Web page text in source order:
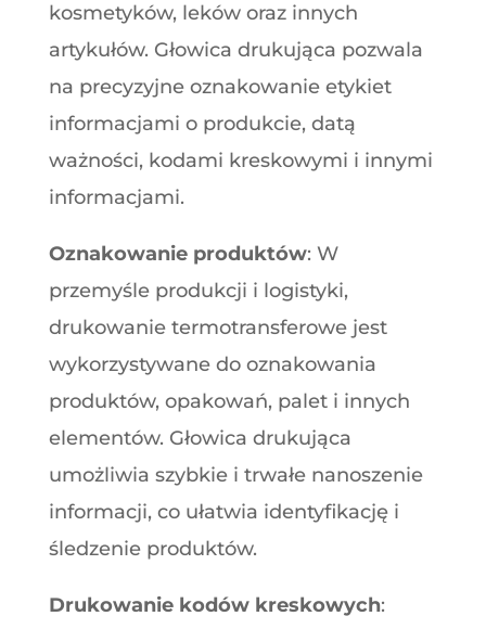
kosmetyków, leków oraz innych
artykułów. Głowica drukująca pozwala
na precyzyjne oznakowanie etykiet
informacjami o produkcie, datą
ważności, kodami kreskowymi i innymi
informacjami.
Oznakowanie produktów: W
przemyśle produkcji i logistyki,
drukowanie termotransferowe jest
wykorzystywane do oznakowania
produktów, opakowań, palet i innych
elementów. Głowica drukująca
umożliwia szybkie i trwałe nanoszenie
informacji, co ułatwia identyfikację i
śledzenie produktów.
Drukowanie kodów kreskowych: